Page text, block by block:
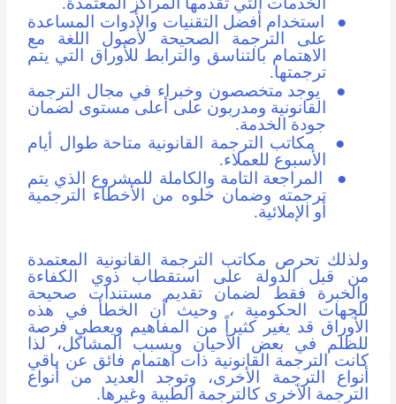
●
استخدام أفضل التقنيات والأدوات المساعدة
على الترجمة الصحيحة لأصول اللغة مع
الاهتمام بالتناسق والترابط للأوراق التي يتم
ترجمتها. ●
يوجد متخصصون وخبراء في مجال الترجمة
القانونية ومدربون على أعلى مستوى لضمان
جودة الخدمة. ● مكاتب الترجمة القانونية متاحة طوال أيام
الأسبوع للعملاء.
●
المراجعة التامة والكاملة للمشروع الذي يتم
ترجمته وضمان خلوه من الأخطاء الترجمية
أو الإملائية.
ولذلك تحرص مكاتب الترجمة القانونية المعتمدة
من قبل الدولة على استقطاب ذوي الكفاءة
والخبرة فقط لضمان تقديم مستندات صحيحة
للجهات الحكومية ، وحيث أن الخطأ في هذه
الأوراق قد يغير كثيراً من المفاهيم ويعطي فرصة
للظلم في بعض الأحيان ويسبب المشاكل، لذا
كانت الترجمة القانونية ذات اهتمام فائق عن باقي
أنواع الترجمة الأخرى، وتوجد العديد من أنواع
الترجمة الأخرى كالترجمة الطبية وغيرها.